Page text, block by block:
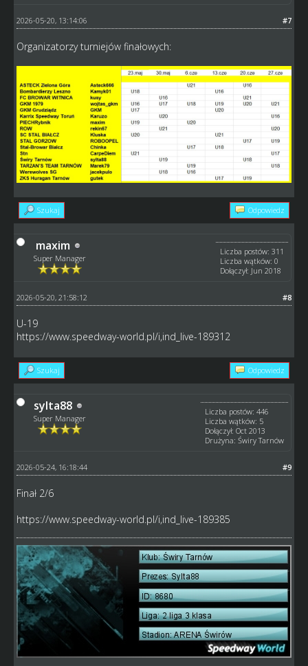
#7
2026-05-20, 13:14:06
Organizatorzy turniejów finałowych:
Szukaj Odpowiedz
maxim
Super Manager
Liczba postów: 311
Liczba wątków: 0
Dołączył: Jun 2018
#8
2026-05-20, 21:58:12
U-19
https://www.speedway-world.pl/i,ind_live-189312
Szukaj Odpowiedz
sylta88
Super Manager
Liczba postów: 446
Liczba wątków: 5
Dołączył: Oct 2013
Drużyna: Świry Tarnów
#9
2026-05-24, 16:18:44
Finał 2/6
https://www.speedway-world.pl/i,ind_live-189385